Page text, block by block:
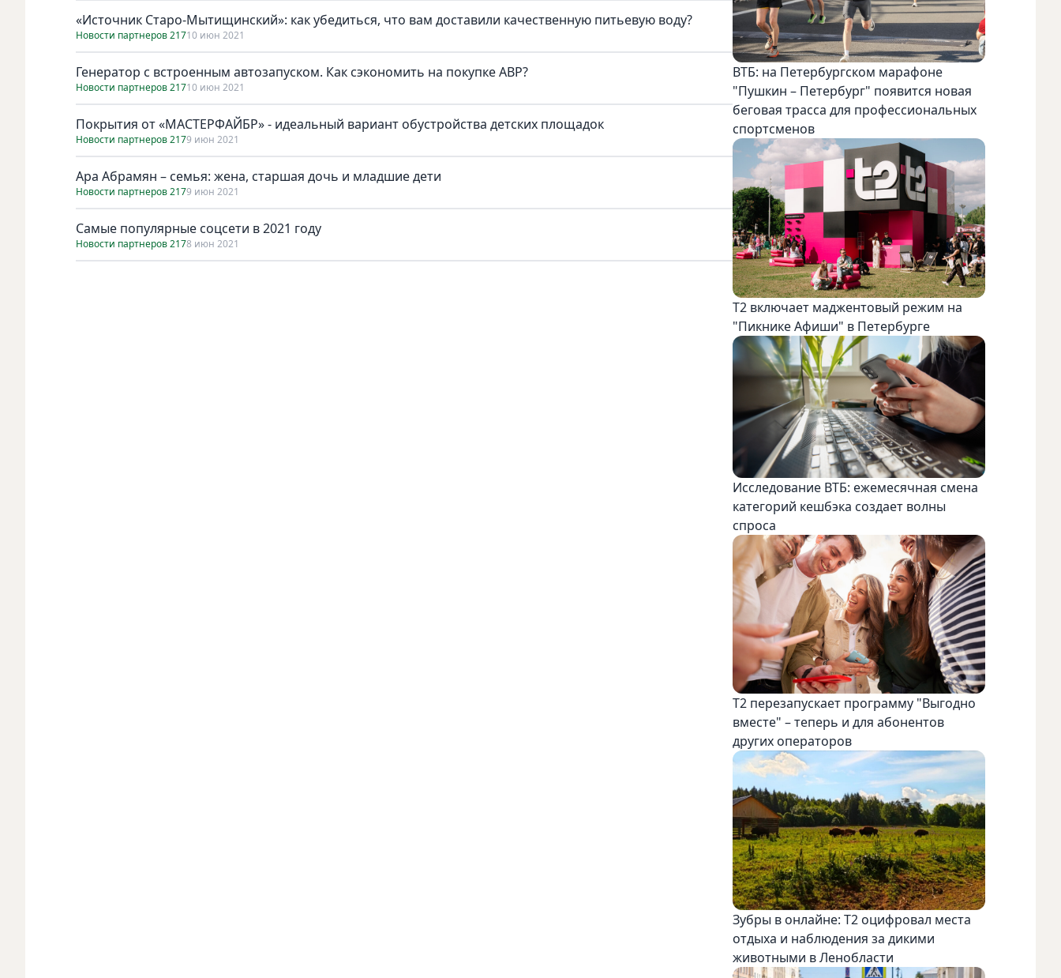
«Источник Старо-Мытищинский»: как убедиться, что вам доставили качественную питьевую воду?
Новости партнеров 21710 июн 2021
Генератор с встроенным автозапуском. Как сэкономить на покупке АВР?
Новости партнеров 21710 июн 2021
Покрытия от «МАСТЕРФАЙБР» - идеальный вариант обустройства детских площадок
Новости партнеров 2179 июн 2021
Ара Абрамян – семья: жена, старшая дочь и младшие дети
Новости партнеров 2179 июн 2021
Самые популярные соцсети в 2021 году
Новости партнеров 2178 июн 2021
ВТБ: на Петербургском марафоне
"Пушкин – Петербург" появится новая
беговая трасса для профессиональных
спортсменов
Т2 включает маджентовый режим на
"Пикнике Афиши" в Петербурге
Исследование ВТБ: ежемесячная смена
категорий кешбэка создает волны
спроса
Т2 перезапускает программу "Выгодно
вместе" – теперь и для абонентов
других операторов
Зубры в онлайне: Т2 оцифровал места
отдыха и наблюдения за дикими
животными в Ленобласти